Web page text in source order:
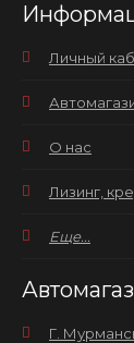
Личный
О нас
Лизинг,
Еще...
Г.